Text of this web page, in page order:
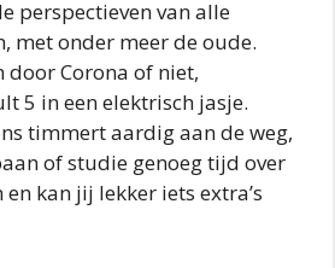
perspectieven van alle
met onder meer de oude.
door Corona of niet,
5 in een elektrisch jasje.
timmert aardig aan de weg,
of studie genoeg tijd over
kan jij lekker iets extra’s